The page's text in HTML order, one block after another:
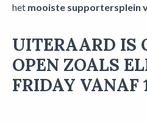
het mooiste supportersplein
UITERAARD IS
OPEN ZOALS
FRIDAY VANAF